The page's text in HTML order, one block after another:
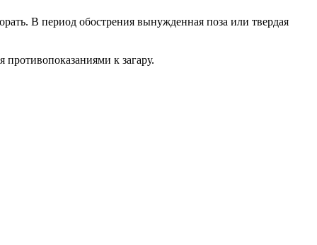
В период обострения вынужденная поза или твердая
к загару.